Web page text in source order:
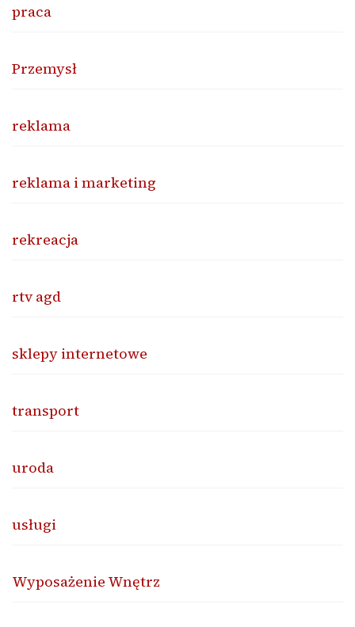
praca
Przemysł
reklama
reklama i marketing
rekreacja
rtv agd
sklepy internetowe
transport
uroda
usługi
Wyposażenie Wnętrz